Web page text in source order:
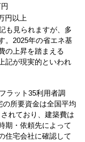
円以上
も見られますが、多
。2025年の省エネ基
の上昇を踏まえる
記が現実的といわれ
ラット35利用者調
所要資金は全国平均
れており、建築費は
期・依頼先によって
住宅会社に確認して